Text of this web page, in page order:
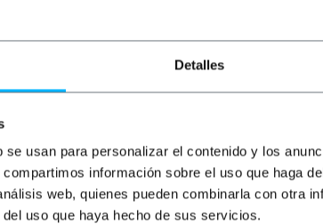
Detalles
usan para personalizar el contenido y los
información sobre el uso que haga
web, quienes pueden combinarla con otra
uso que haya hecho de sus servicios.